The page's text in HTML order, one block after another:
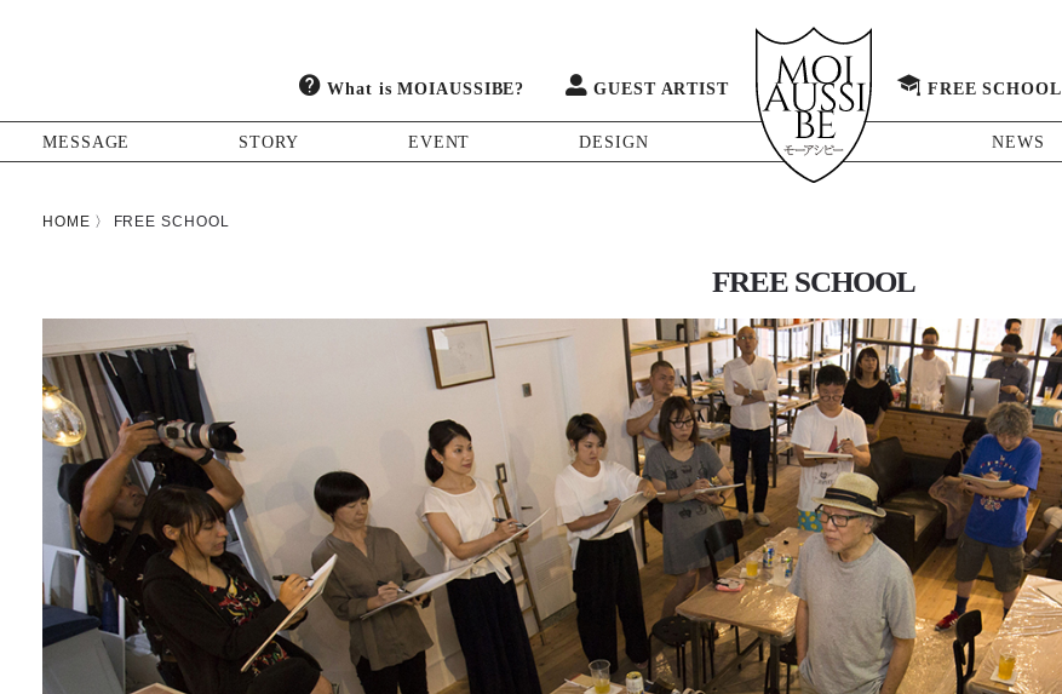
What is MOIAUSSIBE? GUEST ARTIST FREE SCHOOL
MESSAGE STORY EVENT DESIGN NEWS
HOME FREE SCHOOL
FREE SCHOOL